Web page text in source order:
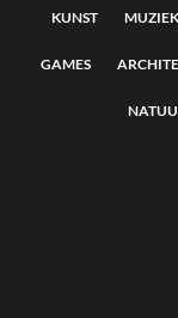
KUNST MUZIEK
GAMES